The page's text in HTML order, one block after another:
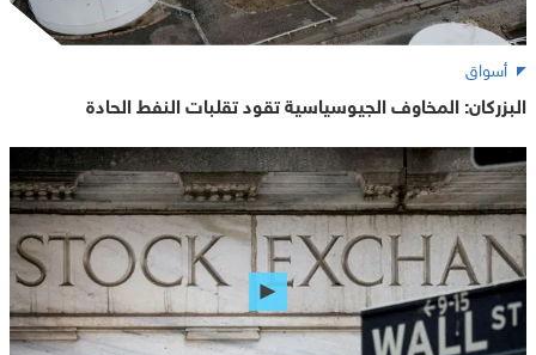
أسواق
البزركان: المخاوف الجيوسياسية تقود تقلبات النفط الحادة